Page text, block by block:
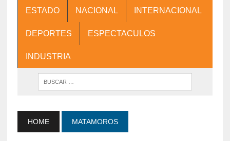
ESTADO NACIONAL INTERNACIONAL
DEPORTES ESPECTACULOS
INDUSTRIA
HOME MATAMOROS